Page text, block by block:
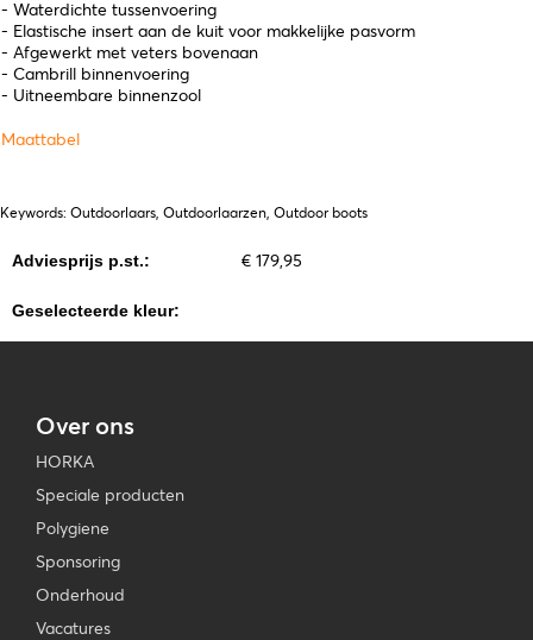
- Waterdichte tussenvoering
- Elastische insert aan de kuit voor makkelijke pasvorm
- Afgewerkt met veters bovenaan
- Cambrill binnenvoering
- Uitneembare binnenzool
Maattabel
Keywords: Outdoorlaars, Outdoorlaarzen, Outdoor boots
Adviesprijs p.st.: € 179,95
Geselecteerde kleur:
Over ons
HORKA
Speciale producten
Polygiene
Sponsoring
Onderhoud
Vacatures